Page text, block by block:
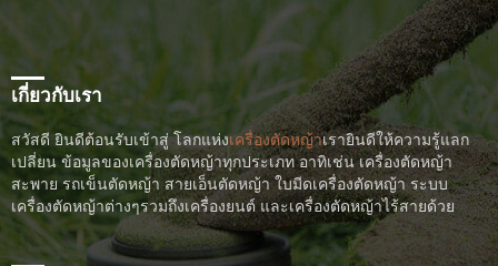
เกี่ยวกับเรา
สวัสดี ยินดีต้อนรับเข้าสู่ โลกแห่งเครื่องตัดหญ้าเรายินดีให้ความรู้แลก
เปลี่ยน ข้อมูลของเครื่องตัดหญ้าทุกประเภท อาทิเช่น เครื่องตัดหญ้า
สะพาย รถเข็นตัดหญ้า สายเอ็นตัดหญ้า ใบมีดเครื่องตัดหญ้า ระบบ
เครื่องตัดหญ้าต่างๆรวมถึงเครื่องยนต์ และเครื่องตัดหญ้าไร้สายด้วย